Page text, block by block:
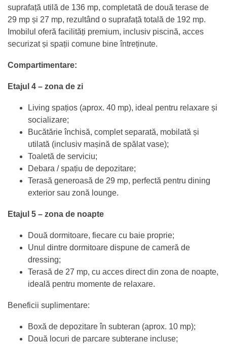
suprafață utilă de 136 mp, completată de două terase de
29 mp și 27 mp, rezultând o suprafață totală de 192 mp.
Imobilul oferă facilități premium, inclusiv piscină, acces
securizat și spații comune bine întreținute.
Compartimentare:
Etajul 4 – zona de zi
Living spațios (aprox. 40 mp), ideal pentru relaxare și
socializare;
Bucătărie închisă, complet separată, mobilată și
utilată (inclusiv mașină de spălat vase);
Toaletă de serviciu;
Debara / spațiu de depozitare;
Terasă generoasă de 29 mp, perfectă pentru dining
exterior sau zonă lounge.
Etajul 5 – zona de noapte
Două dormitoare, fiecare cu baie proprie;
Unul dintre dormitoare dispune de cameră de
dressing;
Terasă de 27 mp, cu acces direct din zona de noapte,
ideală pentru momente de relaxare.
Beneficii suplimentare:
Boxă de depozitare în subteran (aprox. 10 mp);
Două locuri de parcare subterane incluse;